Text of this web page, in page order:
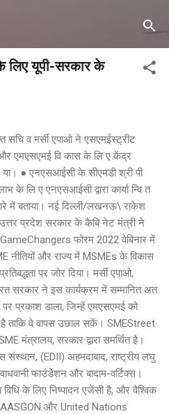
content
लिए यूपी-सरकार के
व मर्सी एपाओ ने एसएमईस्ट्रीट
एमएसएमई वि कास के लि ए केंद्र
● एनएसआईसी के सीएमडी श्री पी
के लि ए एनएसआईसी द्वारा कार्या न्वि त
में बताया। नई दिल्ली/लखनऊ\ राकेश
प्रदेश सरकार के कैबि नेट मंत्री ने
फोरम 2022 वेबिनार में
नीतियों और राज्य में MSMEs के विकास
पर जोर दिया। मर्सी एपाओ,
सरकार ने इस कार्यक्रम में सम्मानित अत
प्रकाश डाला, जिन्हें एमएसएमई को
है ताकि वे वापस उछाल सकें। SMEStreet
मंत्रालय, सरकार द्वारा समर्थित है।
संस्थान, (EDII) अहमदाबाद, राष्ट्रीय लघु
फाउंडेशन और बादाम-वर्टिक्स।
के लिए निष्पादन एजेंसी है, और वैश्विक
AASGON और United Nations